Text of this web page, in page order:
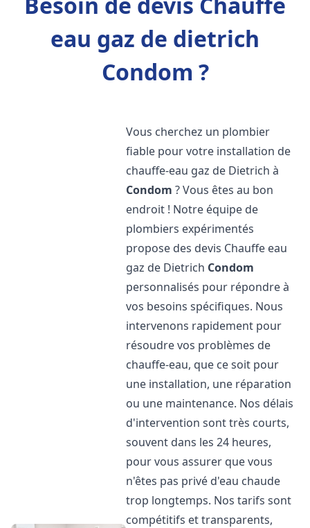
eau gaz de dietrich
Condom ?
Vous cherchez un plombier
fiable pour votre installation de
chauffe-eau gaz de Dietrich à
Condom ? Vous êtes au bon
endroit ! Notre équipe de
plombiers expérimentés
propose des devis Chauffe eau
gaz de Dietrich Condom
personnalisés pour répondre à
vos besoins spécifiques. Nous
intervenons rapidement pour
résoudre vos problèmes de
chauffe-eau, que ce soit pour
une installation, une réparation
ou une maintenance. Nos délais
d'intervention sont très courts,
souvent dans les 24 heures,
pour vous assurer que vous
n'êtes pas privé d'eau chaude
trop longtemps. Nos tarifs sont
compétitifs et transparents,